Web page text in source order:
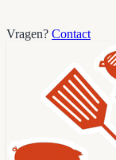
Vragen? Contact